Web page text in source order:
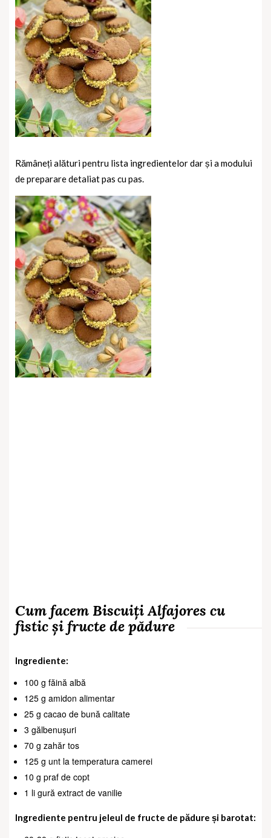
Rămâneți alături pentru lista ingredientelor dar și a modului
de preparare detaliat pas cu pas.
Cum facem Biscuiți Alfajores cu
fistic și fructe de pădure
Ingrediente:
100 g făină albă
125 g amidon alimentar
25 g cacao de bună calitate
3 gălbenușuri
70 g zahăr tos
125 g unt la temperatura camerei
10 g praf de copt
1 li gură extract de vanilie
Ingrediente pentru jeleul de fructe de pădure și barotat: